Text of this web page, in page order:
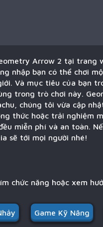
Arrow 2 tại trang
nhập bạn có thể chơi
Và mục tiêu của bạn
trong trò chơi này.
chúng tôi vừa cập
thức hoặc trải nghiệm
miễn phí và an toàn.
sẽ tới mọi người nhé!
chức năng hoặc xem
Game Kỹ Năng